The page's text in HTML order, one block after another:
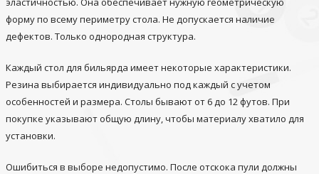
форму по всему периметру стола. Не допускается наличие
дефектов. Только однородная структура.
Каждый стол для бильярда имеет некоторые характеристики.
Резина выбирается индивидуально под каждый с учетом
особенностей и размера. Столы бывают от 6 до 12 футов. При
покупке указывают общую длину, чтобы материалу хватило для
установки.
Ошибиться в выборе недопустимо. После отскока пули должны